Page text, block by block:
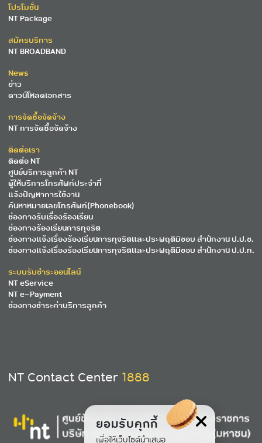
ยอมรับคุกกี้
เพื่อให้เว็บไซต์นำเสนอ
โปรโมชั่น
NT Package
สมัครบริการ
NT BROADBAND
News
ข่าว
ดาวน์โหลดเอกสาร
การจัดซื้อจัดจ้าง
NT การจัดซื้อจัดจ้าง
ติดต่อเรา
ติดต่อ NT
ศูนย์บริการลูกค้า NT
ผู้ให้บริการโทรศัพท์ประจำที่
แจ้งปัญหาการใช้งาน
ค้นหาหมายเลขโทรศัพท์(Phonebook)
ช่องทางรับเรื่องร้องเรียน
ช่องทางร้องเรียนการทุจริต
ช่องทางแจ้งเรื่องร้องเรียนการทุจริตและประพฤติมิชอบ สำนักงาน ป.ป.ช.
ช่องทางแจ้งเรื่องร้องเรียนการทุจริตและประพฤติมิชอบ สำนักงาน ป.ป.ท.
ระบบรับชำระออนไลน์
NT eService
NT e-Payment
ช่องทางชำระค่าบริการลูกค้า
NT Contact Center 1888